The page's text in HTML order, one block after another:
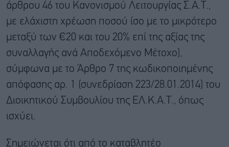
άρθρου 46 του Κανονισμού Λειτουργίας Σ.Α.Τ.,
με ελάχιστη χρέωση ποσού ίσο με το μικρότερο
μεταξύ των €20 και του 20% επί της αξίας της
συναλλαγής ανά Αποδεχόμενο Μέτοχο),
σύμφωνα με το Άρθρο 7 της κωδικοποιημένης
απόφασης αρ. 1 (συνεδρίαση 223/28.01.2014) του
Διοικητικού Συμβουλίου της ΕΛ.Κ.Α.Τ., όπως
ισχύει.
Σημειώνεται ότι από το καταβλητέο